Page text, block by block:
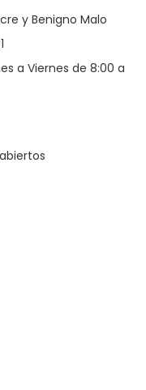
y Benigno Malo
a Viernes de 8:00 a